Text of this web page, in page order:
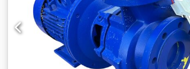
gegalvaniseerd Om de langsliggers te
onbedoeld uitheffen